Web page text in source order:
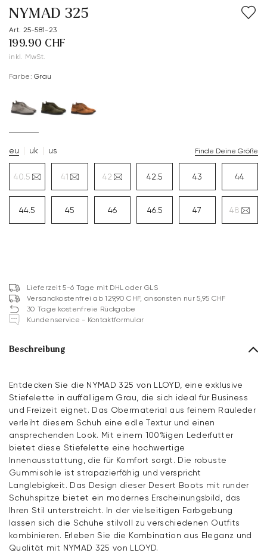
NYMAD 325
Art. 25-581-23
199.90 CHF
inkl. MwSt.
Farbe: Grau
eu uk us Finde Deine Größe
40.5 41 42 42.5 43 44
44.5 45 46 46.5 47 48
Lieferzeit 5-6 Tage mit DHL oder GLS
Versandkostenfrei ab 129,90 CHF, ansonsten nur 5,95 CHF
30 Tage kostenfreie Rückgabe
Kundenservice - Kontaktformular
Beschreibung
Entdecken Sie die NYMAD 325 von LLOYD, eine exklusive
Stiefelette in auffälligem Grau, die sich ideal für Business
und Freizeit eignet. Das Obermaterial aus feinem Rauleder
verleiht diesem Schuh eine edle Textur und einen
ansprechenden Look. Mit einem 100%igen Lederfutter
bietet diese Stiefelette eine hochwertige
Innenausstattung, die für Komfort sorgt. Die robuste
Gummisohle ist strapazierfähig und verspricht
Langlebigkeit. Das Design dieser Desert Boots mit runder
Schuhspitze bietet ein modernes Erscheinungsbild, das
Ihren Stil unterstreicht. In der vielseitigen Farbgebung
lassen sich die Schuhe stilvoll zu verschiedenen Outfits
kombinieren. Erleben Sie die Kombination aus Eleganz und
Qualität mit NYMAD 325 von LLOYD.